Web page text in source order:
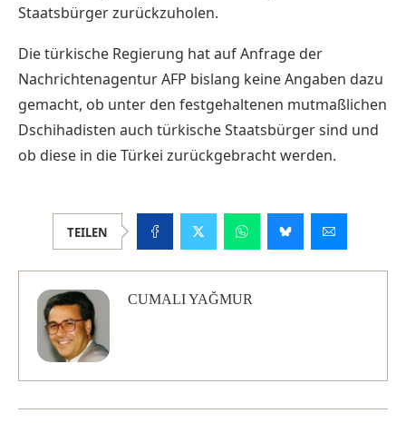
Staatsbürger zurückzuholen.
Die türkische Regierung hat auf Anfrage der
Nachrichtenagentur AFP bislang keine Angaben dazu
gemacht, ob unter den festgehaltenen mutmaßlichen
Dschihadisten auch türkische Staatsbürger sind und
ob diese in die Türkei zurückgebracht werden.
TEILEN
CUMALI YAĞMUR